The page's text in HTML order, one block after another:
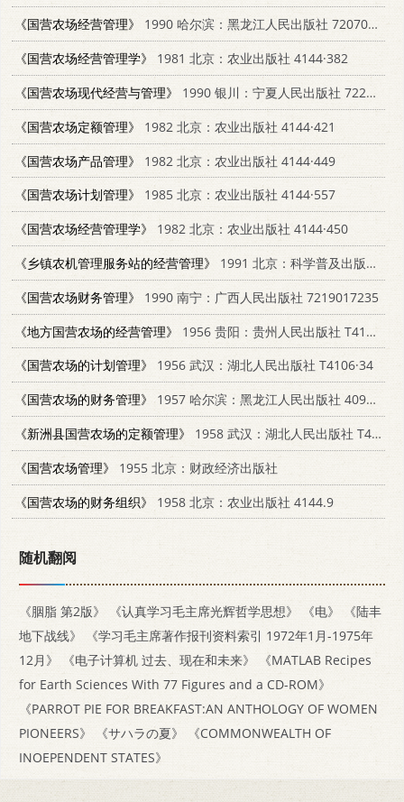
《国营农场经营管理》
1990 哈尔滨：黑龙江人民出版社 7207014406
《国营农场经营管理学》
1981 北京：农业出版社 4144·382
《国营农场现代经营与管理》
1990 银川：宁夏人民出版社 7227006018
《国营农场定额管理》
1982 北京：农业出版社 4144·421
《国营农场产品管理》
1982 北京：农业出版社 4144·449
《国营农场计划管理》
1985 北京：农业出版社 4144·557
《国营农场经营管理学》
1982 北京：农业出版社 4144·450
《乡镇农机管理服务站的经营管理》
1991 北京：科学普及出版社 7110018903
《国营农场财务管理》
1990 南宁：广西人民出版社 7219017235
《地方国营农场的经营管理》
1956 贵阳：贵州人民出版社 T4115·54
《国营农场的计划管理》
1956 武汉：湖北人民出版社 T4106·34
《国营农场的财务管理》 1957 哈尔滨：黑龙江人民出版社 4093·65
《新洲县国营农场的定额管理》
1958 武汉：湖北人民出版社 T4106·37
《国营农场管理》
1955 北京：财政经济出版社
《国营农场的财务组织》
1958 北京：农业出版社 4144.9
随机翻阅
《胭脂 第2版》 《认真学习毛主席光辉哲学思想》 《电》
《陆丰
地下战线》
《学习毛主席著作报刊资料索引 1972年1月-1975年
12月》
《电子计算机 过去、现在和未来》
《MATLAB Recipes
for Earth Sciences With 77 Figures and a CD-ROM》
《PARROT PIE FOR BREAKFAST:AN ANTHOLOGY OF WOMEN
PIONEERS》
《サハラの夏》
《COMMONWEALTH OF
INOEPENDENT STATES》